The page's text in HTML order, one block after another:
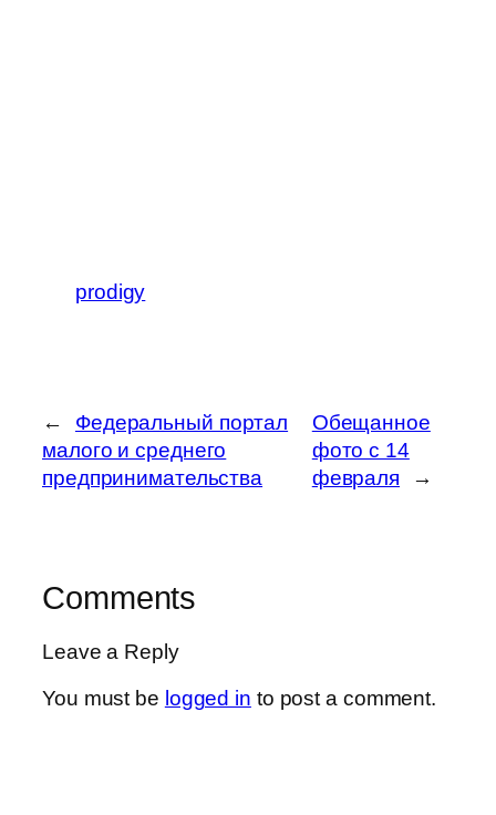
prodigy
←
Федеральный портал
малого и среднего
предпринимательства
Обещанное
фото с 14
февраля
→
Comments
Leave a Reply
You must be logged in to post a comment.